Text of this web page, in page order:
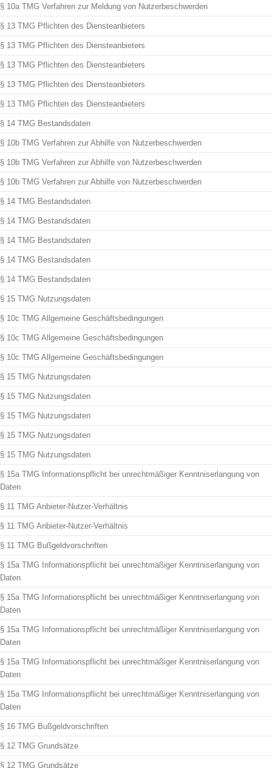
§ 10a TMG Verfahren zur Meldung von Nutzerbeschwerden
§ 13 TMG Pflichten des Diensteanbieters
§ 13 TMG Pflichten des Diensteanbieters
§ 13 TMG Pflichten des Diensteanbieters
§ 13 TMG Pflichten des Diensteanbieters
§ 13 TMG Pflichten des Diensteanbieters
§ 14 TMG Bestandsdaten
§ 10b TMG Verfahren zur Abhilfe von Nutzerbeschwerden
§ 10b TMG Verfahren zur Abhilfe von Nutzerbeschwerden
§ 10b TMG Verfahren zur Abhilfe von Nutzerbeschwerden
§ 14 TMG Bestandsdaten
§ 14 TMG Bestandsdaten
§ 14 TMG Bestandsdaten
§ 14 TMG Bestandsdaten
§ 14 TMG Bestandsdaten
§ 15 TMG Nutzungsdaten
§ 10c TMG Allgemeine Geschäftsbedingungen
§ 10c TMG Allgemeine Geschäftsbedingungen
§ 10c TMG Allgemeine Geschäftsbedingungen
§ 15 TMG Nutzungsdaten
§ 15 TMG Nutzungsdaten
§ 15 TMG Nutzungsdaten
§ 15 TMG Nutzungsdaten
§ 15 TMG Nutzungsdaten
§ 15a TMG Informationspflicht bei unrechtmäßiger Kenntniserlangung von
Daten
§ 11 TMG Anbieter-Nutzer-Verhältnis
§ 11 TMG Anbieter-Nutzer-Verhältnis
§ 11 TMG Bußgeldvorschriften
§ 15a TMG Informationspflicht bei unrechtmäßiger Kenntniserlangung von
Daten
§ 15a TMG Informationspflicht bei unrechtmäßiger Kenntniserlangung von
Daten
§ 15a TMG Informationspflicht bei unrechtmäßiger Kenntniserlangung von
Daten
§ 15a TMG Informationspflicht bei unrechtmäßiger Kenntniserlangung von
Daten
§ 15a TMG Informationspflicht bei unrechtmäßiger Kenntniserlangung von
Daten
§ 16 TMG Bußgeldvorschriften
§ 12 TMG Grundsätze
§ 12 TMG Grundsätze